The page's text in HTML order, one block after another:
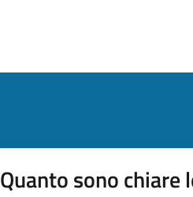
Quanto sono chiare